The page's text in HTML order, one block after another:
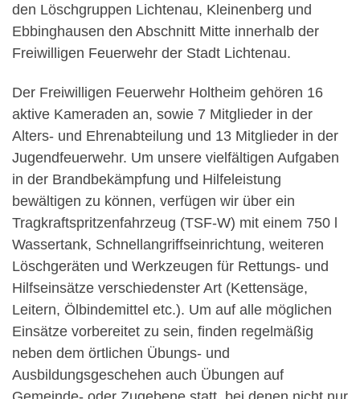
den Löschgruppen Lichtenau, Kleinenberg und
Ebbinghausen den Abschnitt Mitte innerhalb der
Freiwilligen Feuerwehr der Stadt Lichtenau.
Der Freiwilligen Feuerwehr Holtheim gehören 16
aktive Kameraden an, sowie 7 Mitglieder in der
Alters- und Ehrenabteilung und 13 Mitglieder in der
Jugendfeuerwehr. Um unsere vielfältigen Aufgaben
in der Brandbekämpfung und Hilfeleistung
bewältigen zu können, verfügen wir über ein
Tragkraftspritzenfahrzeug (TSF-W) mit einem 750 l
Wassertank, Schnellangriffseinrichtung, weiteren
Löschgeräten und Werkzeugen für Rettungs- und
Hilfseinsätze verschiedenster Art (Kettensäge,
Leitern, Ölbindemittel etc.). Um auf alle möglichen
Einsätze vorbereitet zu sein, finden regelmäßig
neben dem örtlichen Übungs- und
Ausbildungsgeschehen auch Übungen auf